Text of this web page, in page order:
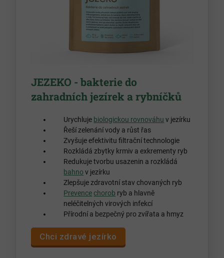
JEZEKO - bakterie do
zahradních jezírek a rybníčků
Urychluje biologickou rovnováhu v jezírku
Řeší zelenání vody a růst řas
Zvyšuje efektivitu filtrační technologie
Rozkládá zbytky krmiv a exkrementy ryb
Redukuje tvorbu usazenin a rozkládá
bahno v jezírku
Zlepšuje zdravotní stav chovaných ryb
Prevence chorob ryb a hlavně
neléčitelných virových infekcí
Přírodní a bezpečný pro zvířata a hmyz
Chci zdravé jezírko